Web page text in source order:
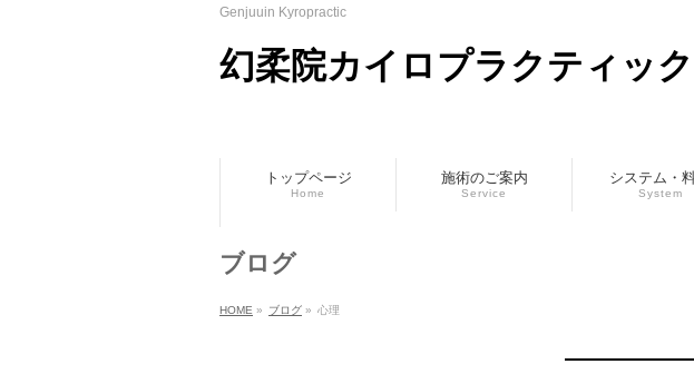
Genjuuin Kyropractic
幻柔院カイロプラクティック
トップページ
Home
施術のご案内
Service
システム・
System
ブログ
HOME » ブログ » 心理